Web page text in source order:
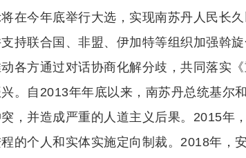
在今年底举行大选，实现南苏丹人民长
持联合国、非盟、伊加特等组织加强斡
各方通过对话协商化解分歧，共同落实
。自2013年年底以来，南苏丹总统基尔
，并造成严重的人道主义后果。2015年
的个人和实体实施定向制裁。2018年，